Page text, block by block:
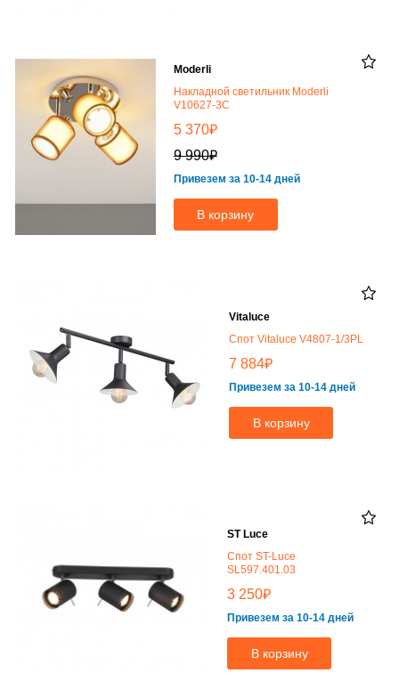
Moderli
Накладной светильник Moderli
V10627-3C
5 370₽
9 990₽
Привезем за 10-14 дней
В корзину
Vitaluce
Спот Vitaluce V4807-1/3PL
7 884₽
Привезем за 10-14 дней
В корзину
ST Luce
Спот ST-Luce
SL597.401.03
3 250₽
Привезем за 10-14 дней
В корзину